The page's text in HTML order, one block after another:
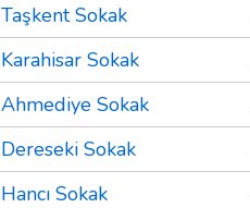
Taşkent Sokak
Karahisar Sokak
Ahmediye Sokak
Dereseki Sokak
Hancı Sokak